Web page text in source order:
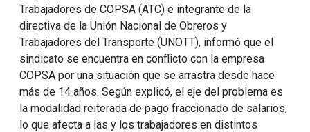
Trabajadores de COPSA (ATC) e integrante de la
directiva de la Unión Nacional de Obreros y
Trabajadores del Transporte (UNOTT), informó que el
sindicato se encuentra en conflicto con la empresa
COPSA por una situación que se arrastra desde hace
más de 14 años. Según explicó, el eje del problema es
la modalidad reiterada de pago fraccionado de salarios,
lo que afecta a las y los trabajadores en distintos